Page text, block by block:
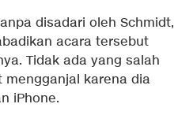
disadari oleh Schmidt,
acara tersebut
Tidak ada yang salah
mengganjal karena dia
iPhone.